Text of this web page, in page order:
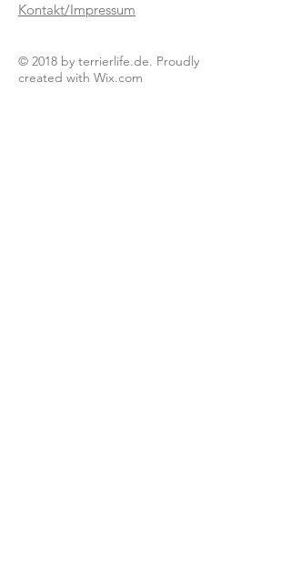
Kontakt/Impressum
© 2018 by terrierlife.de. Proudly
created with Wix.com